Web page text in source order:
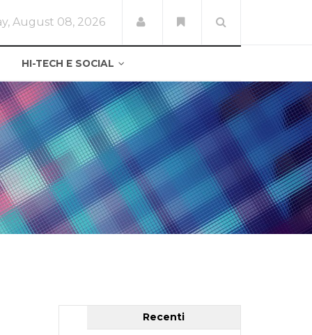
August 08, 2026
HI-TECH E SOCIAL
Recenti